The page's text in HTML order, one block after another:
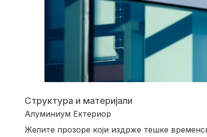
Структура и материјали
Алуминиум Ектериор
Желите прозоре који издрже тешке